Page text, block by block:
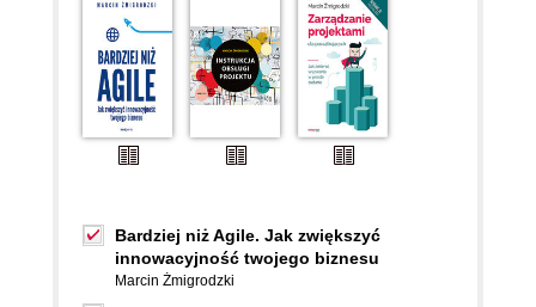
Bardziej niż Agile. Jak zwiększyć
innowacyjność twojego biznesu
Marcin Żmigrodzki